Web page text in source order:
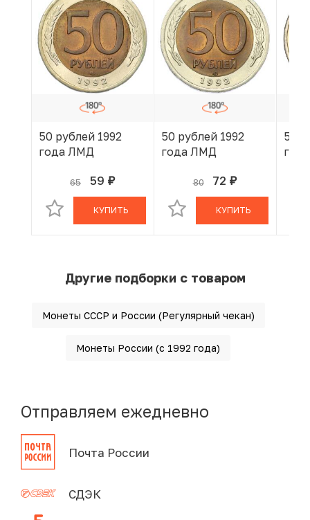
50 рублей 1992
года ЛМД
65 59 руб.
В КОРЗИНЕ
КУПИТЬ
50 рублей 1992
года ЛМД
80 72 руб.
В КОРЗИНЕ
КУПИТЬ
50
Другие подборки с товаром
Монеты СССР и России (Регулярный чекан)
Монеты России (с 1992 года)
Отправляем ежедневно
Почта России
СДЭК